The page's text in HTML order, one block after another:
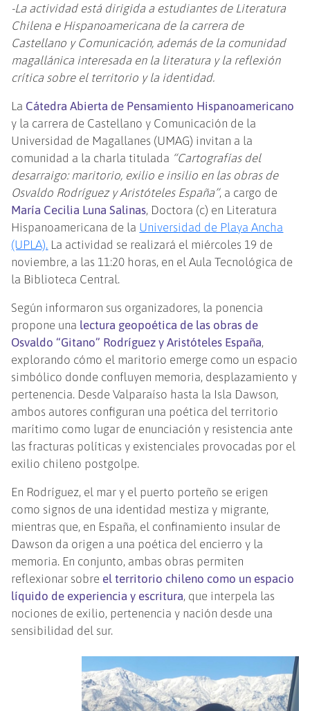
-La actividad está dirigida a estudiantes de Literatura
Chilena e Hispanoamericana de la carrera de
Castellano y Comunicación, además de la comunidad
magallánica interesada en la literatura y la reflexión
crítica sobre el territorio y la identidad.
La Cátedra Abierta de Pensamiento Hispanoamericano
y la carrera de Castellano y Comunicación de la
Universidad de Magallanes (UMAG) invitan a la
comunidad a la charla titulada “Cartografías del
desarraigo: maritorio, exilio e insilio en las obras de
Osvaldo Rodríguez y Aristóteles España”, a cargo de
María Cecilia Luna Salinas, Doctora (c) en Literatura
Hispanoamericana de la Universidad de Playa Ancha
(UPLA). La actividad se realizará el miércoles 19 de
noviembre, a las 11:20 horas, en el Aula Tecnológica de
la Biblioteca Central.
Según informaron sus organizadores, la ponencia
propone una lectura geopoética de las obras de
Osvaldo “Gitano” Rodríguez y Aristóteles España,
explorando cómo el maritorio emerge como un espacio
simbólico donde confluyen memoria, desplazamiento y
pertenencia. Desde Valparaíso hasta la Isla Dawson,
ambos autores configuran una poética del territorio
marítimo como lugar de enunciación y resistencia ante
las fracturas políticas y existenciales provocadas por el
exilio chileno postgolpe.
En Rodríguez, el mar y el puerto porteño se erigen
como signos de una identidad mestiza y migrante,
mientras que, en España, el confinamiento insular de
Dawson da origen a una poética del encierro y la
memoria. En conjunto, ambas obras permiten
reflexionar sobre el territorio chileno como un espacio
líquido de experiencia y escritura, que interpela las
nociones de exilio, pertenencia y nación desde una
sensibilidad del sur.